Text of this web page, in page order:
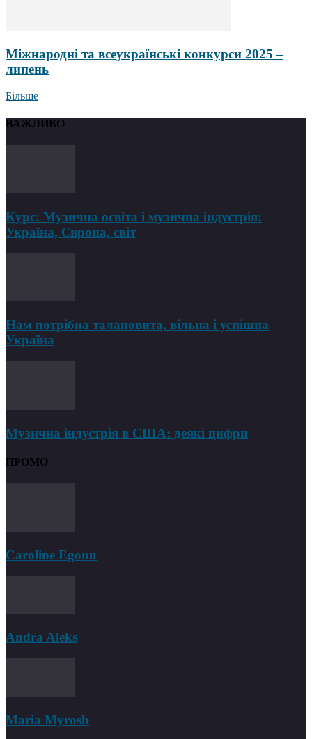
Міжнародні та всеукраїнські конкурси 2025 –
липень
Більше
ВАЖЛИВО
Курс: Музична освіта і музична індустрія:
Україна, Європа, світ
Нам потрібна талановита, вільна і успішна
Україна
Музична індустрія в США: деякі цифри
ПРОМО
Caroline Egonu
Andra Aleks
Maria Myrosh